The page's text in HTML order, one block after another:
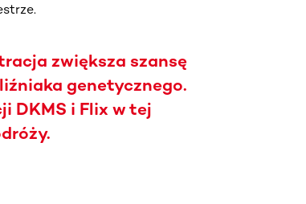
zwiększa szansę
genetycznego.
DKMS i Flix w tej